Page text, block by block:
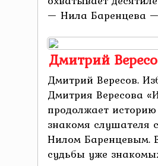
— Нила Баренцева —
Дмитрий
Дмитрий Вересов.
Дмитрия Вересова
продолжает
знакомя
Нилом Баренцевым.
судьбы уже